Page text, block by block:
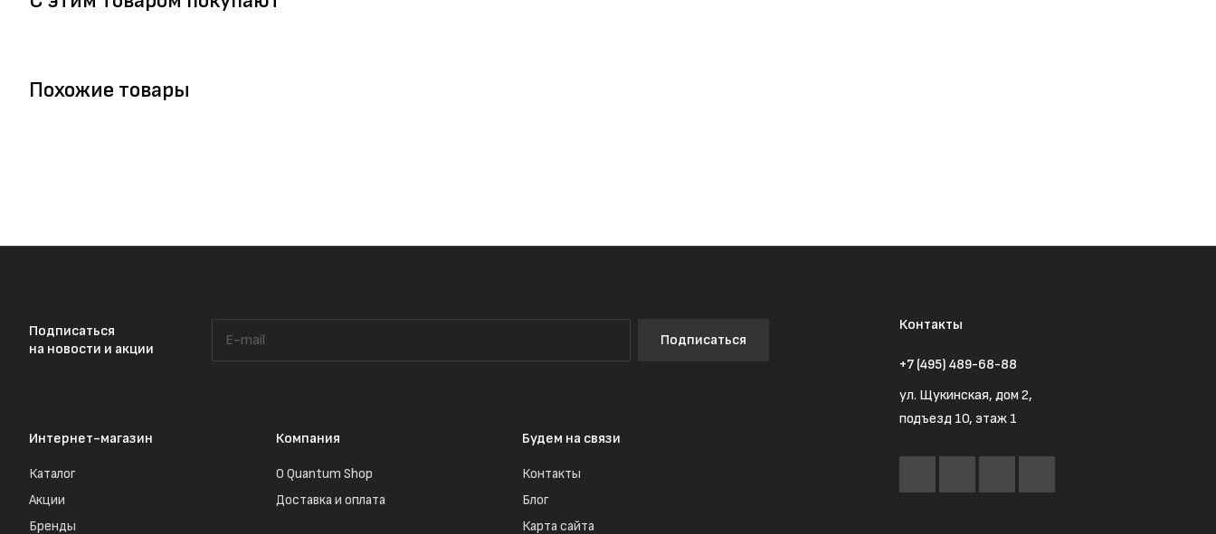
Похожие товары
Подписаться
на новости и акции
Подписаться
Интернет-магазин
Каталог
Акции
Бренды
Компания
О Quantum Shop
Доставка и оплата
Будем на связи
Контакты
Блог
Карта сайта
Контакты
+7 (495) 489-68-88
ул. Щукинская, дом 2,
подъезд 10, этаж 1